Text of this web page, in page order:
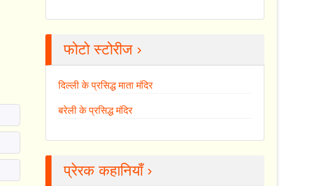
फोटो स्टोरीज ›
दिल्ली के प्रसिद्ध माता मंदिर
बरेली के प्रसिद्ध मंदिर
प्रेरक कहानियाँ ›